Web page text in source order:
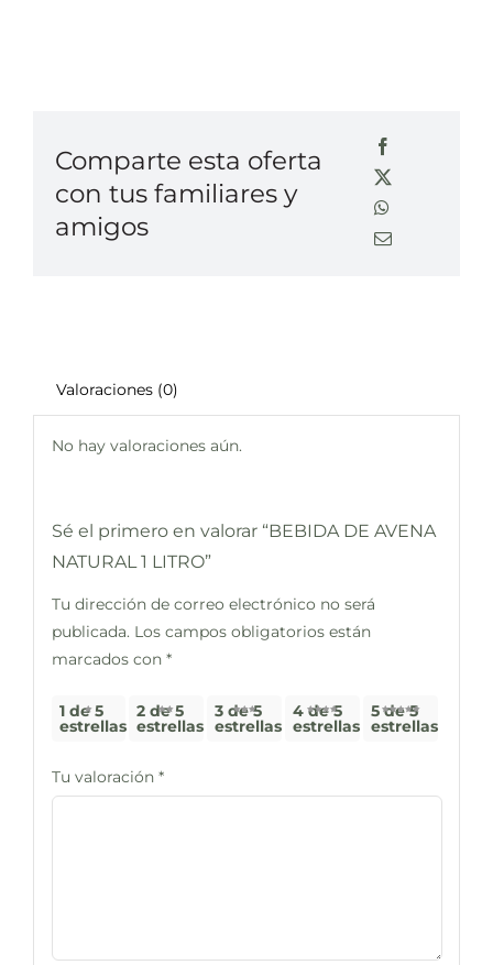
Comparte esta oferta
con tus familiares y
amigos
Valoraciones (0)
No hay valoraciones aún.
Sé el primero en valorar “BEBIDA DE AVENA
NATURAL 1 LITRO”
Tu dirección de correo electrónico no será
publicada. Los campos obligatorios están
marcados con *
1 de 5
estrellas
2 de 5
estrellas
3 de 5
estrellas
4 de 5
estrellas
5 de 5
estrellas
Tu valoración *